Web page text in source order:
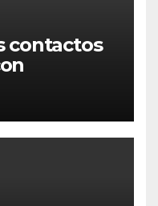
contactos
socio
de